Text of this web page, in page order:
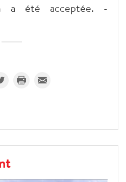
a été acceptée. -